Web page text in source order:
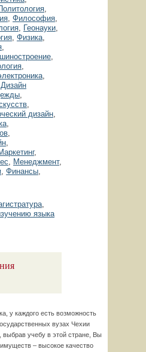
,
, Философия,
, Геонауки,
, Физика,
,
,
,
,
Дизайн
,
,
дизайн,
,
,
,
,
, Менеджмент,
, Финансы,
,
языка
у каждого есть возможность
вузах Чехии
выбрав учебу в этой стране, Вы
– высокое качество